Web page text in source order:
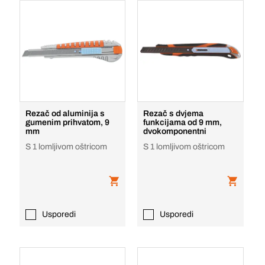
Rezač od aluminija s
gumenim prihvatom, 9
mm
S 1 lomljivom oštricom
Usporedi
Rezač s dvjema
funkcijama od 9 mm,
dvokomponentni
S 1 lomljivom oštricom
Usporedi